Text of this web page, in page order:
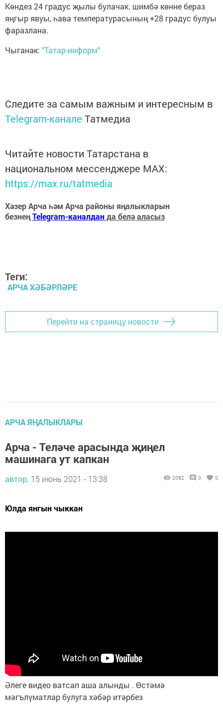
Көндез 24 градус җылы булачак. шимбә көнне бераз
яңгыр явуы, һава температурасының +28 градус булуы
фаразлана.
Чыганак: "Татар-информ"
Следите за самым важным и интересным в
Telegram-канале Татмедиа
Читайте новости Татарстана в
национальном мессенджере MАХ:
https://max.ru/tatmedia
Хәзер Арча һәм Арча районы яңалыкларын
безнеңTelegram-каналданда белә аласыз
Теги:
АРЧА ХӘБӘРЛӘРЕ
Перейти на страницу новости
АРЧА ЯҢАЛЫКЛАРЫ
Арча - Теләче арасында җиңел
машинага ут капкан
автор, 15 июнь 2021 - 13:38 2082 0 0
Юлда янгын чыккан
Әлеге видео ватсап аша алынды . Өстәмә
мәгълүматлар булуга хәбәр итәрбез